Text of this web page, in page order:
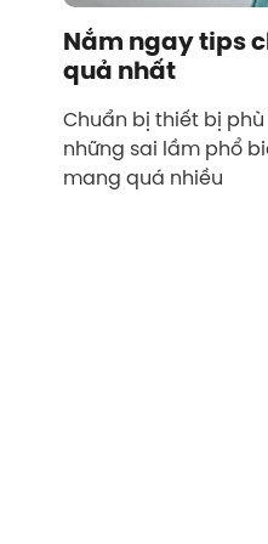
Nắm ngay tips
quả nhất
Chuẩn bị thiết bị
những sai lầm phổ
mang quá nhiều